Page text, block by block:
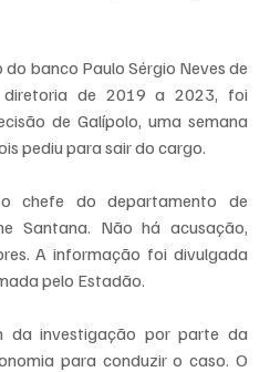
banco Paulo Sérgio Neves de
diretoria de 2019 a 2023, foi
de Galípolo, uma semana
pediu para sair do cargo.
chefe do departamento de
Santana. Não há acusação,
A informação foi divulgada
pelo Estadão.
investigação por parte da
para conduzir o caso. O